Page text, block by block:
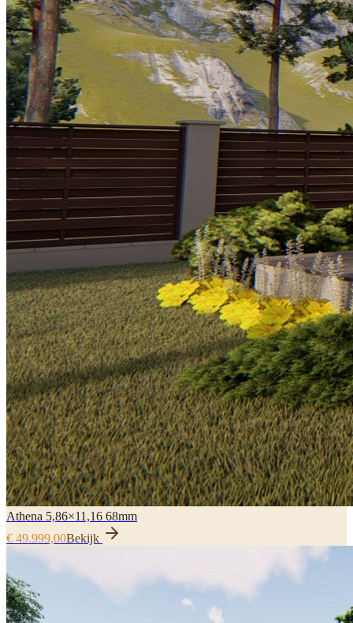
Athena 5,86×11,16 68mm
€ 49.999,00Bekijk